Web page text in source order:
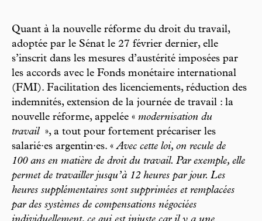
Quant à la nouvelle réforme du droit du travail,
adoptée par le Sénat le 27 février dernier, elle
s’inscrit dans les mesures d’austérité imposées par
les accords avec le Fonds monétaire international
(FMI). Facilitation des licenciements, réduction des
indemnités, extension de la journée de travail : la
nouvelle réforme, appelée « modernisation du
travail », a tout pour fortement précariser les
salarié·es argentin·es. «Avec cette loi, on recule de
100 ans en matière de droit du travail. Par exemple, elle
permet de travailler jusqu’à 12 heures par jour. Les
heures supplémentaires sont supprimées et remplacées
par des systèmes de compensations négociées